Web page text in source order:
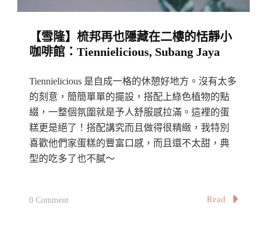
【雪隆】梳邦再也隱藏在二樓的恬靜小
咖啡館：Tiennielicious, Subang Jaya
Tiennielicious 是自成一格的休憩好地方。沒有太多
的刻意，簡簡單單的擺設，搭配上綠色植物的點
綴，一整個氛圍就是予人舒服感拉滿。這裡的蛋
糕更是絕了！搭配講究而且做得很精緻，我特別
喜歡他們家蛋糕的豐富口感，而且還不太甜，典
型的吃多了也不膩～
0 CommentOn
Read